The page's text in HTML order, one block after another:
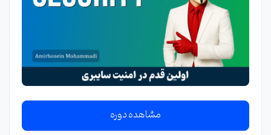
مشاهده دوره